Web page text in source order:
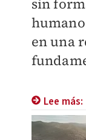
sin
en una
Lee más: